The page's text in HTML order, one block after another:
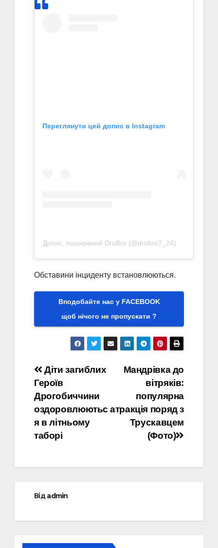
Переглянути цей допис в Instagram
Допис, поширений DroBro (@drobro7_24)
Обставини інциденту встановлюються.
Вподобайте нас у FACEBOOK
щоб нічого не пропускати ?
Навігація
записів
Мандрівка до
вітряків:
популярна
атракція поряд з
Трускавцем
(Фото)
Діти загиблих
Героїв
Дрогобиччини
оздоровлюютьс
я в літньому
таборі
Відadmin